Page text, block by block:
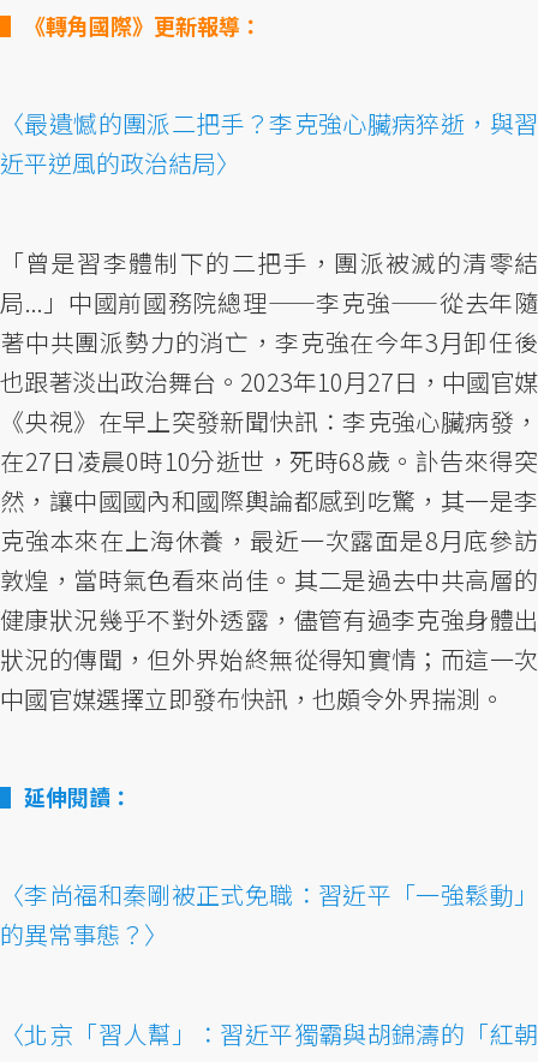
《轉角國際》更新報導：
〈最遺憾的團派二把手？李克強心臟病猝逝，與習
近平逆風的政治結局〉
「曾是習李體制下的二把手，團派被滅的清零結
局...」中國前國務院總理——李克強——從去年隨
著中共團派勢力的消亡，李克強在今年3月卸任後
也跟著淡出政治舞台。2023年10月27日，中國官媒
《央視》在早上突發新聞快訊：李克強心臟病發，
在27日凌晨0時10分逝世，死時68歲。訃告來得突
然，讓中國國內和國際輿論都感到吃驚，其一是李
克強本來在上海休養，最近一次露面是8月底參訪
敦煌，當時氣色看來尚佳。其二是過去中共高層的
健康狀況幾乎不對外透露，儘管有過李克強身體出
狀況的傳聞，但外界始終無從得知實情；而這一次
中國官媒選擇立即發布快訊，也頗令外界揣測。
延伸閱讀：
〈李尚福和秦剛被正式免職：習近平「一強鬆動」
的異常事態？〉
〈北京「習人幫」：習近平獨霸與胡錦濤的「紅朝